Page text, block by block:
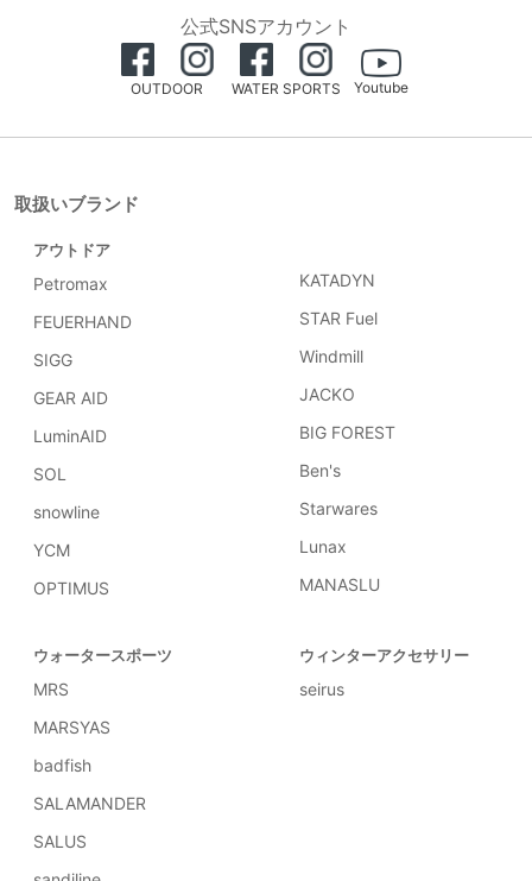
公式SNSアカウント
OUTDOOR WATER SPORTS Youtube
取扱いブランド
アウトドア
Petromax
FEUERHAND
SIGG
GEAR AID
LuminAID
SOL
snowline
YCM
OPTIMUS
KATADYN
STAR Fuel
Windmill
JACKO
BIG FOREST
Ben's
Starwares
Lunax
MANASLU
ウォータースポーツ
MRS
MARSYAS
badfish
SALAMANDER
SALUS
ウィンターアクセサリー
seirus